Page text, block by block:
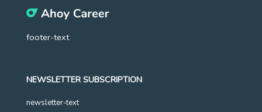
footer-text
NEWSLETTER SUBSCRIPTION
newsletter-text